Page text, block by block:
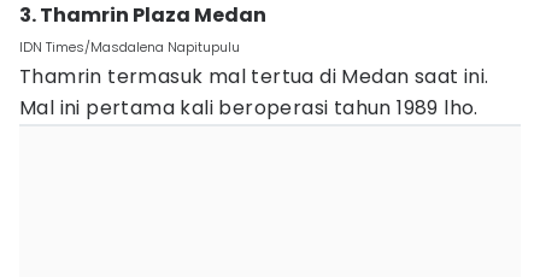
3. Thamrin Plaza Medan
IDN Times/Masdalena Napitupulu
Thamrin termasuk mal tertua di Medan saat ini.
Mal ini pertama kali beroperasi tahun 1989 lho.